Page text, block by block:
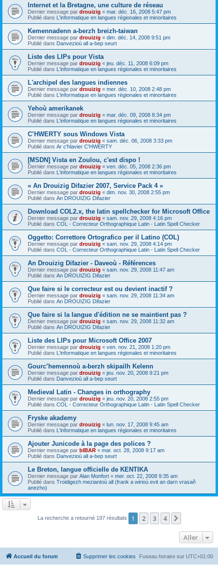
Internet et la Bretagne, une culture de réseau
Dernier message par drouizig « mar. déc. 16, 2008 5:47 pm
Publié dans L'informatique en langues régionales et minoritaires
Kemennadenn a-berzh breizh-taiwan
Dernier message par drouizig « dim. déc. 14, 2008 9:51 pm
Publié dans Danvezioù all a-bep seurt
Liste des LIPs pour Vista
Dernier message par drouizig « jeu. déc. 11, 2008 6:09 pm
Publié dans L'informatique en langues régionales et minoritaires
L'archipel des langues indiennes
Dernier message par drouizig « mer. déc. 10, 2008 2:48 pm
Publié dans L'informatique en langues régionales et minoritaires
Yehoù amerikanek
Dernier message par drouizig « mar. déc. 09, 2008 8:34 pm
Publié dans L'informatique en langues régionales et minoritaires
C’HWERTY sous Windows Vista
Dernier message par drouizig « sam. déc. 06, 2008 3:33 pm
Publié dans Ar c'hlavier C'HWERTY
[MSDN] Vista en Zoulou, c'est dispo !
Dernier message par drouizig « ven. déc. 05, 2008 2:36 pm
Publié dans L'informatique en langues régionales et minoritaires
« An Drouizig Difazier 2007, Service Pack 4 »
Dernier message par drouizig « dim. nov. 30, 2008 2:55 pm
Publié dans An DROUIZIG Difazier
Download COL2.x, the latin spellchecker for Microsoft Office
Dernier message par drouizig « sam. nov. 29, 2008 4:16 pm
Publié dans COL - Correcteur Orthographique Latin - Latin Spell Checker
Oggetto: Correttore Ortografico per il Latino (COL)
Dernier message par drouizig « sam. nov. 29, 2008 4:14 pm
Publié dans COL - Correcteur Orthographique Latin - Latin Spell Checker
An Drouizig Difazier - Daveoù - Références
Dernier message par drouizig « sam. nov. 29, 2008 11:47 am
Publié dans An DROUIZIG Difazier
Que faire si le correcteur est ou devient inactif ?
Dernier message par drouizig « sam. nov. 29, 2008 11:34 am
Publié dans An DROUIZIG Difazier
Que faire si la langue d'édition ne se maintient pas ?
Dernier message par drouizig « sam. nov. 29, 2008 11:32 am
Publié dans An DROUIZIG Difazier
Liste des LIPs pour Microsoft Office 2007
Dernier message par drouizig « ven. nov. 21, 2008 1:20 pm
Publié dans L'informatique en langues régionales et minoritaires
Gourc’hemennoù a-berzh skipailh Kelenn
Dernier message par drouizig « jeu. nov. 20, 2008 9:21 pm
Publié dans Danvezioù all a-bep seurt
Medieval Latin - Changes in orthography
Dernier message par drouizig « jeu. nov. 20, 2008 2:55 pm
Publié dans COL - Correcteur Orthographique Latin - Latin Spell Checker
Fryske akademy
Dernier message par drouizig « lun. nov. 17, 2008 9:45 am
Publié dans L'informatique en langues régionales et minoritaires
Ajouter Junicode à la page des polices ?
Dernier message par bIBAR « mar. oct. 28, 2008 9:17 am
Publié dans Danvezioù all a-bep seurt
Le Breton, langue officielle de KENTIKA
Dernier message par Alan Monfort « mer. oct. 22, 2008 9:35 am
Publié dans Troidigezh meziantoù all (frank a wirioù evit an darn vrasañ
anezho)
La recherche a retourné 197 résultats 1 2 3 4
Aller
Accueil du forum Fuseau horaire sur UTC+01:00
Supprimer les cookies